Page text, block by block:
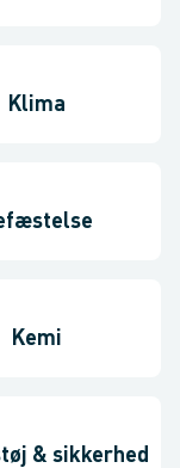
Klima
Kemi
& sikkerhed